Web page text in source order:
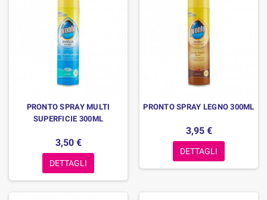
PRONTO SPRAY MULTI
SUPERFICIE 300ML
3,50 €
DETTAGLI
PRONTO SPRAY LEGNO 300ML
3,95 €
DETTAGLI